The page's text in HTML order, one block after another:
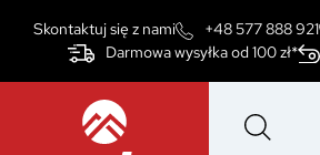
Skontaktuj się z nami +48 577 888 921
Darmowa wysyłka od 100 zł*